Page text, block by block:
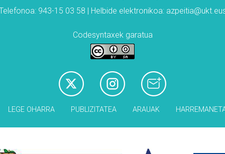
943-15 03 58 | Helbide elektronikoa:
Codesyntaxek garatua
LEGE OHARRA PUBLIZITATEA ARAUAK